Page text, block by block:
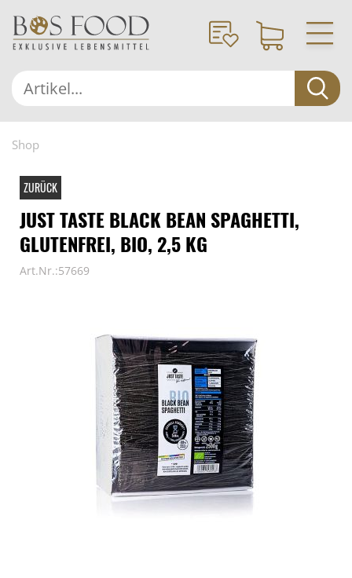
Shop
ZURÜCK
JUST TASTE BLACK BEAN SPAGHETTI,
GLUTENFREI, BIO, 2,5 KG
Art.Nr.:57669